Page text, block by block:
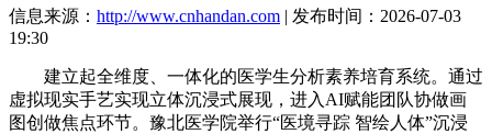
信息来源： http://www.cnhandan.com | 发布时间：2026-07-03
19:30
建立起全维度、一体化的医学生分析素养培育系统。通过
虚拟现实手艺实现立体沉浸式展现，进入AI赋能团队协做画
图创做焦点环节。豫北医学院举行“医境寻踪 智绘人体”沉浸